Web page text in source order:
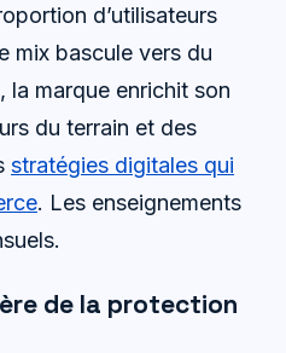
d’utilisateurs
mix bascule vers du
la marque enrichit son
du terrain et des
stratégies digitales qui
. Les enseignements
de la protection